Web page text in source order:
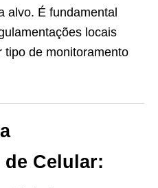
alvo. É fundamental
locais
tipo de monitoramento
Celular: